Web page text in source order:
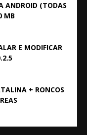
ANDROID (TODAS
MB
E MODIFICAR
+ RONCOS